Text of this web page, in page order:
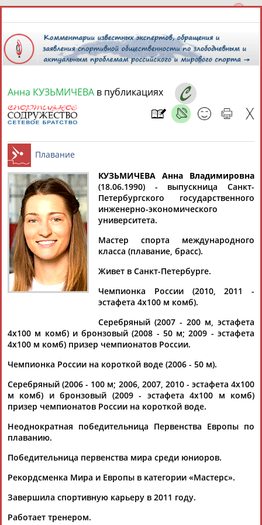
7 августа 2026 года,
СПОРТСМЕНЫ, ТРЕНЕРЫ И СПЕЦИАЛИСТЫ
Найдено: 1персона Расширенный поиск
Анна
КУЗЬМИЧЕВА
Ваш запрос: "Анна КУЗЬМИЧЕВА"
Документы 1-4 из 4 найденных уникальных документов
Анастасия Зуева установила рекорд страны на дистанции 50
м на спине
...Новосибирская) - 2.15,36 Эстафета 4Х100 м,
комбинированная, женщины 1. Пензенская обл. (Зуева
Анастасия, Уйменова... ...Ольга) - 4.09,21 2. Санкт-
Петербург-1 (Голубева Алена, Кузьмичева Анна, Беспалова
(Проект:Информационное агентство СТАДИОН)
25.07.2007
Наталья Сутягина установила рекорд России на дистанции
100 м баттерфляем
...(Новосибирская, Кемеровская обл.) - 2.28,51 2.Кузьмичева
(Проект:Информационное агентство СТАДИОН
Анна КУЗЬМИЧЕВА в публикациях
Плавание
КУЗЬМИЧЕВА Анна
Владимировна
(18.06.1990) - выпускница Санкт-
Петербургского государственного
инженерно-экономического
университета.
Мастер спорта международного
класса (плавание, брасс).
Живет в Санкт-Петербурге.
Чемпионка России (2010, 2011 -
эстафета 4х100 м комб).
Серебряный (2007 - 200 м, эстафета
4х100 м комб) и бронзовый (2008 - 50 м; 2009 - эстафета
4х100 м комб) призер чемпионатов России.
Чемпионка России на короткой воде (2006 - 50 м).
Серебряный (2006 - 100 м; 2006, 2007, 2010 - эстафета 4х100
м комб) и бронзовый (2009 - эстафета 4х100 м комб)
призер чемпионатов России на короткой воде.
Неоднократная победительница Первенства Европы по
плаванию.
Победительница первенства мира среди юниоров.
Рекордсменка Мира и Европы в категории «Мастерс».
Завершила спортивную карьеру в 2011 году.
Работает тренером.